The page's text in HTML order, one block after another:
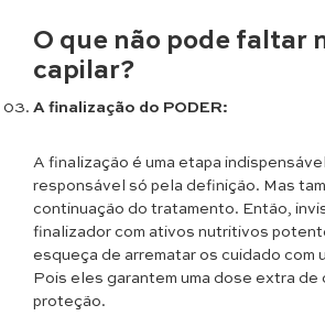
O que não pode faltar
capilar?
A finalização do PODER:
A finalização é uma etapa
responsável só pela definição. Mas
continuação do tratamento. Então,
finalizador com ativos nutritivos
esqueça de arrematar os cuidado com
Pois eles garantem uma dose extra de
proteção.